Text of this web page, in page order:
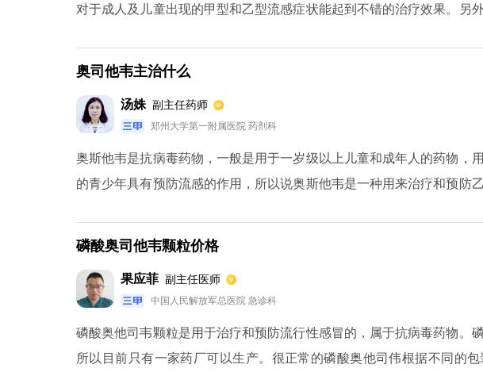
对于成人及儿童出现的甲型和乙型流感症状能起到不错的治疗效果。另
奥司他韦主治什么
汤姝 副主任药师
郑州大学第一附属医院 药剂科
奥斯他韦是抗病毒药物，一般是用于一岁级以上儿童和成年人的药物，
的青少年具有预防流感的作用，所以说奥斯他韦是一种用来治疗和预防
磷酸奥司他韦颗粒价格
果应菲 副主任医师
中国人民解放军总医院 急诊科
磷酸奥他司韦颗粒是用于治疗和预防流行性感冒的，属于抗病毒药物。
所以目前只有一家药厂可以生产。很正常的磷酸奥他司伟根据不同的